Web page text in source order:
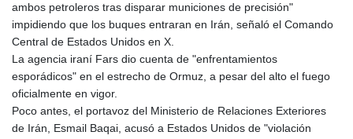
GNF
10128.702886
GYD 241.274085
HKD 9.049096
HRK 7.53544
HTG 150.790711
ambos petroleros tras disparar municiones de precisión"
impidiendo que los buques entraran en Irán, señaló el Comando
Central de Estados Unidos en X.
La agencia iraní Fars dio cuenta de "enfrentamientos
esporádicos" en el estrecho de Ormuz, a pesar del alto el fuego
oficialmente en vigor.
Poco antes, el portavoz del Ministerio de Relaciones Exteriores
de Irán, Esmail Baqai, acusó a Estados Unidos de "violación